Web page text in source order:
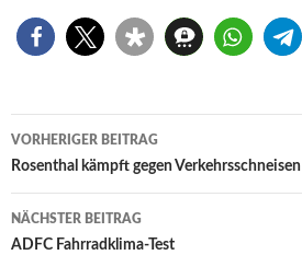
Beitragsnavigation
VORHERIGER BEITRAG
Rosenthal kämpft gegen Verkehrsschneisen
NÄCHSTER BEITRAG
ADFC Fahrradklima-Test